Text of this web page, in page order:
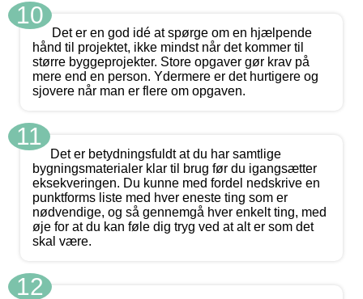
10
Det er en god idé at spørge om en hjælpende
hånd til projektet, ikke mindst når det kommer til
større byggeprojekter. Store opgaver gør krav på
mere end en person. Ydermere er det hurtigere og
sjovere når man er flere om opgaven.
11
Det er betydningsfuldt at du har samtlige
bygningsmaterialer klar til brug før du igangsætter
eksekveringen. Du kunne med fordel nedskrive en
punktforms liste med hver eneste ting som er
nødvendige, og så gennemgå hver enkelt ting, med
øje for at du kan føle dig tryg ved at alt er som det
skal være.
12